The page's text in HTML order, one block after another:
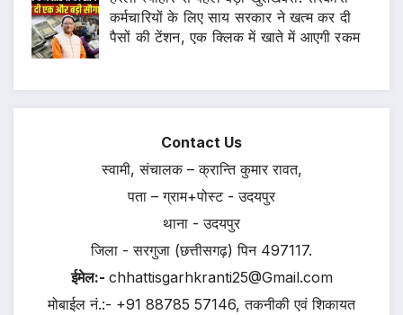
कर्मचारियों के लिए साय सरकार ने खत्म कर दी
पैसों की टेंशन, एक क्लिक में खाते में आएगी रकम
Contact Us
स्वामी, संचालक – क्रान्ति कुमार रावत,
पता – ग्राम+पोस्ट - उदयपुर
थाना - उदयपुर
जिला - सरगुजा (छत्तीसगढ़) पिन 497117.
ईमेल:- chhattisgarhkranti25@Gmail.com
मोबाईल नं.:- +91 88785 57146, तकनीकी एवं शिकायत